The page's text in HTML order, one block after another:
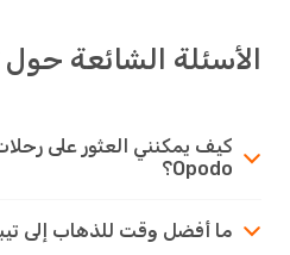
الأسئلة الشائعة حول
كيف يمكنني العثور على
Opodo؟
ما أفضل وقت للذهاب إلى